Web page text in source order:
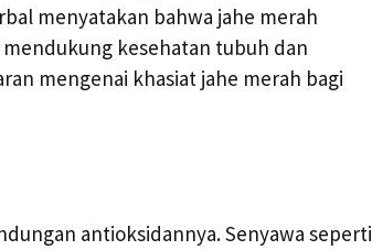
menyatakan bahwa jahe merah
kesehatan tubuh dan
mengenai khasiat jahe merah bagi
antioksidannya. Senyawa seperti